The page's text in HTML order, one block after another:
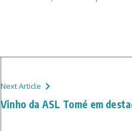
Next Article
Vinho da ASL Tomé em